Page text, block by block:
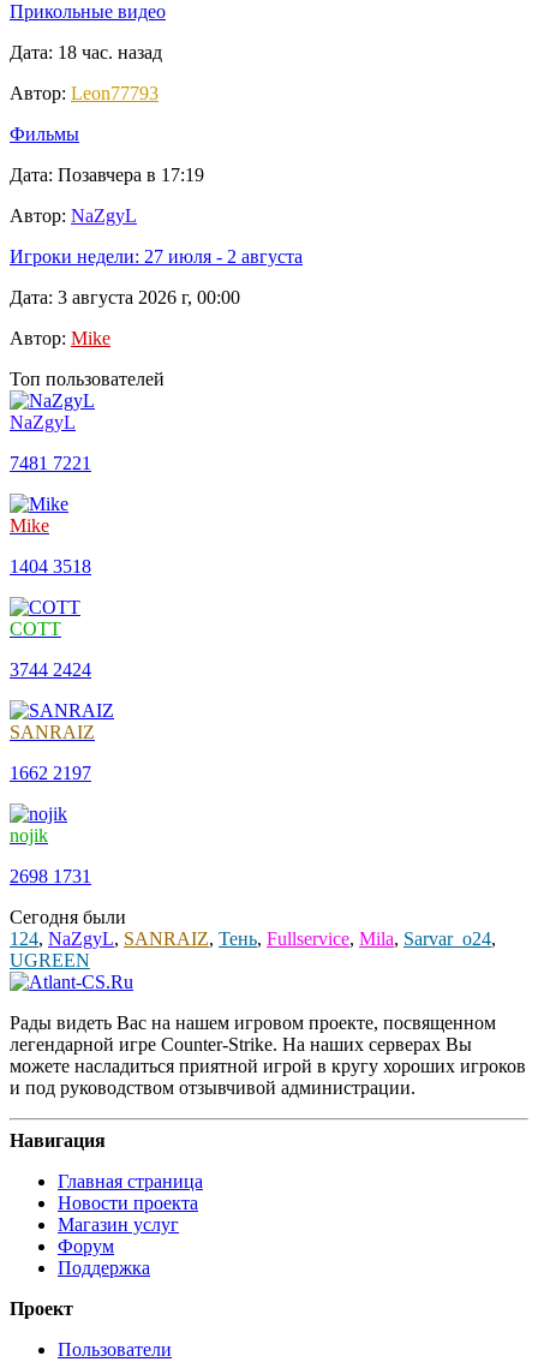
Прикольные видео
Дата: 18 час. назад
Автор: Leon77793
Фильмы
Дата: Позавчера в 17:19
Автор: NaZgyL
Игроки недели: 27 июля - 2 августа
Дата: 3 августа 2026 г, 00:00
Автор: Mike
Топ пользователей
NaZgyL
7481 7221
Mike
1404 3518
COTT
3744 2424
SANRAIZ
1662 2197
nojik
2698 1731
Сегодня были
124, NaZgyL, SANRAIZ, Тень, Fullservice, Mila, Sarvar_o24,
UGREEN
Рады видеть Вас на нашем игровом проекте, посвященном
легендарной игре Counter-Strike. На наших серверах Вы
можете насладиться приятной игрой в кругу хороших игроков
и под руководством отзывчивой администрации.
Навигация
Главная страница
Новости проекта
Магазин услуг
Форум
Поддержка
Проект
Пользователи